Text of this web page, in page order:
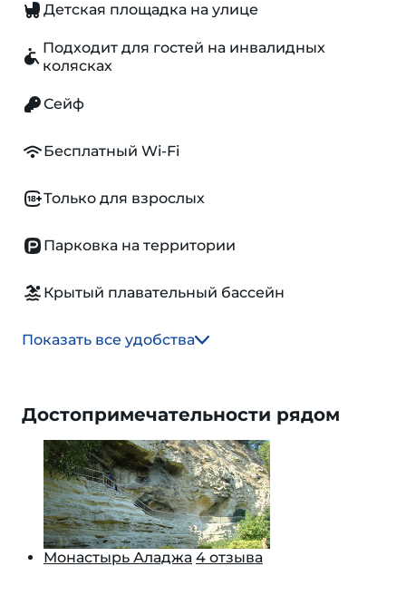
Детская площадка на улице
Подходит для гостей на инвалидных
колясках
Сейф
Бесплатный Wi-Fi
Только для взрослых
Парковка на территории
Крытый плавательный бассейн
Показать все удобства
Достопримечательности рядом
Монастырь Аладжа 4 отзыва